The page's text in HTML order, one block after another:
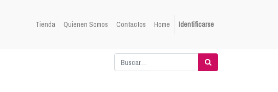
Tienda Quienen Somos Contactos Home Identificarse